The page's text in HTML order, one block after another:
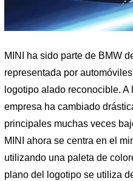
MINI ha sido parte de BMW
representada por
logotipo alado reconocible.
empresa ha cambiado
principales muchas veces
MINI ahora se centra en el
utilizando una paleta de
plano del logotipo se utiliza